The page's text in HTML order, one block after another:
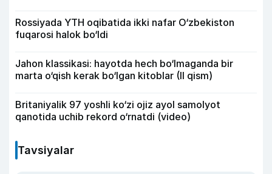
Rossiyada YTH oqibatida ikki nafar O‘zbekiston
fuqarosi halok bo‘ldi
Jahon klassikasi: hayotda hech bo‘lmaganda bir
marta o‘qish kerak bo‘lgan kitoblar (II qism)
Britaniyalik 97 yoshli ko‘zi ojiz ayol samolyot
qanotida uchib rekord o‘rnatdi (video)
Tavsiyalar